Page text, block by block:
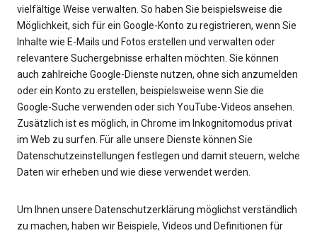
vielfältige Weise verwalten. So haben Sie beispielsweise die
Möglichkeit, sich für ein Google-Konto zu registrieren, wenn Sie
Inhalte wie E-Mails und Fotos erstellen und verwalten oder
relevantere Suchergebnisse erhalten möchten. Sie können
auch zahlreiche Google-Dienste nutzen, ohne sich anzumelden
oder ein Konto zu erstellen, beispielsweise wenn Sie die
Google-Suche verwenden oder sich YouTube-Videos ansehen.
Zusätzlich ist es möglich, in Chrome im Inkognitomodus privat
im Web zu surfen. Für alle unsere Dienste können Sie
Datenschutzeinstellungen festlegen und damit steuern, welche
Daten wir erheben und wie diese verwendet werden.
Um Ihnen unsere Datenschutzerklärung möglichst verständlich
zu machen, haben wir Beispiele, Videos und Definitionen für